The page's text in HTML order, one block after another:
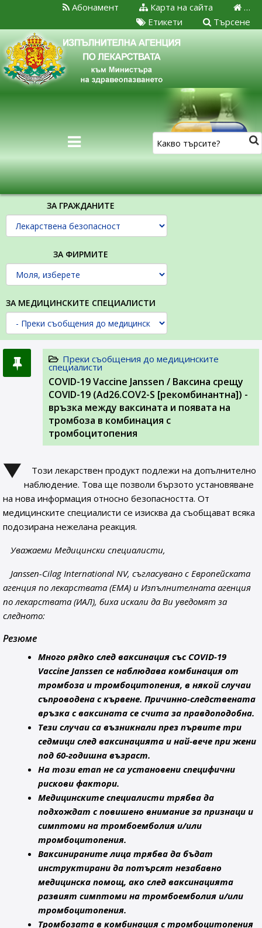
…
Карта на сайта
Абонамент
Търсене
Етикети
ЗА ГРАЖДАНИТЕ
ЗА ФИРМИТЕ
ЗА МЕДИЦИНСКИТЕ СПЕЦИАЛИСТИ
Преки съобщения до медицинските
специалисти
COVID-19 Vaccine Janssen / Ваксина срещу
COVID-19 (Ad26.COV2-S [рекомбинантна]) -
връзка между ваксината и появата на
тромбоза в комбинация с
тромбоцитопения
Този лекарствен продукт подлежи на допълнително
наблюдение. Това ще позволи бързото установяване
на нова информация относно безопасността. От
медицинските специалисти се изисква да съобщават всяка
подозирана нежелана реакция.
Уважаеми Медицински специалисти,
Janssen-Cilag International NV, съгласувано с Европейската
агенция по лекарствата (ЕМА) и Изпълнителната агенция
по лекарствата (ИАЛ), биха искали да Ви уведомят за
следното:
Резюме
Много рядко след ваксинация със COVID-19
Vaccine Janssen се наблюдава комбинация от
тромбоза и тромбоцитопения, в някой случаи
съпроводена с кървене. Причинно-следствената
връзка с ваксината се счита за правдоподобна.
Тези случаи са възникнали през първите три
седмици след ваксинацията и най-вече при жени
под 60-годишна възраст.
На този етап не са установени специфични
рискови фактори.
Медицинските специалисти трябва да
подхождат с повишено внимание за признаци и
симптоми на тромбоемболия и/или
тромбоцитопения.
Ваксинираните лица трябва да бъдат
инструктирани да потърсят незабавно
медицинска помощ, ако след ваксинацията
развият симптоми на тромбоемболия и/или
тромбоцитопения.
Тромбозата в комбинация с тромбоцитопения